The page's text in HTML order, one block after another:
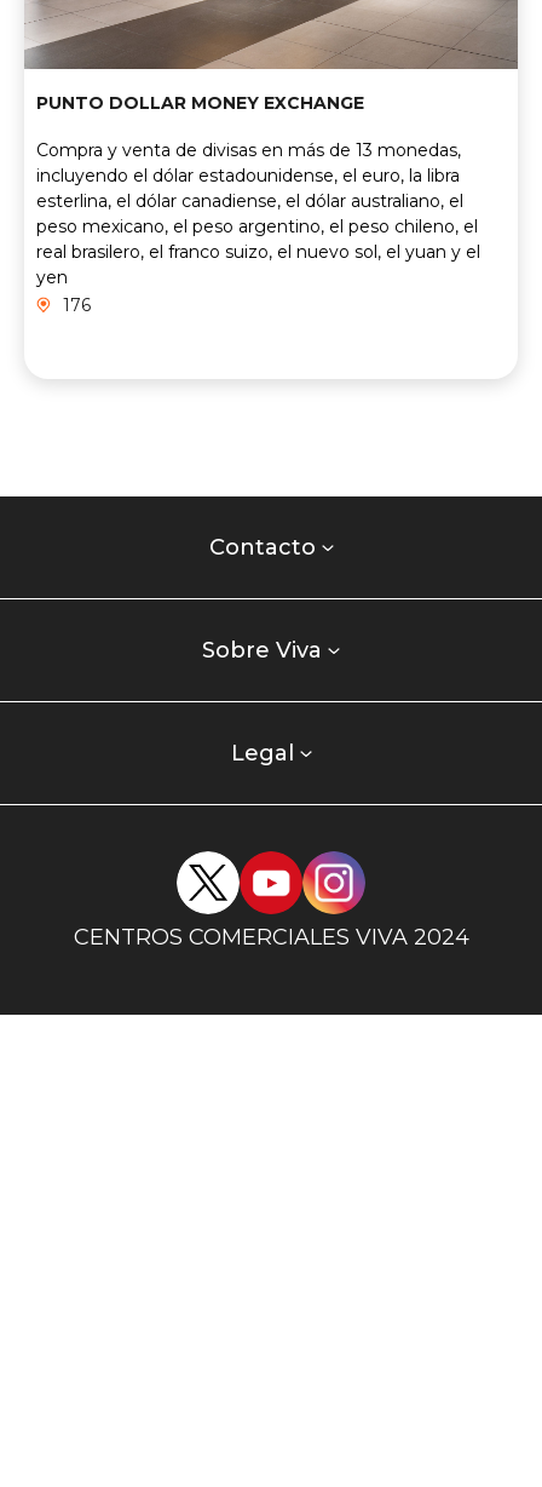
PUNTO DOLLAR MONEY EXCHANGE
Compra y venta de divisas en más de 13 monedas,
incluyendo el dólar estadounidense, el euro, la libra
esterlina, el dólar canadiense, el dólar australiano, el
peso mexicano, el peso argentino, el peso chileno, el
real brasilero, el franco suizo, el nuevo sol, el yuan y el
yen
176
Contacto
Sobre Viva
Legal
centroCENTROS COMERCIALES VIVA 2024